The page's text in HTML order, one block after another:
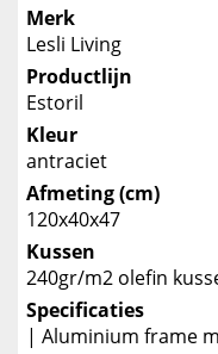
Merk
Lesli Living
Productlijn
Estoril
Kleur
antraciet
Afmeting (cm)
120x40x47
Kussen
240gr/m2 olefin
Specificaties
| Aluminium frame